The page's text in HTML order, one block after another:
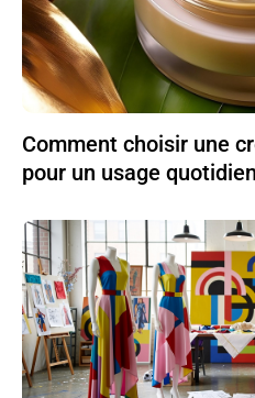
Comment choisir une
pour un usage